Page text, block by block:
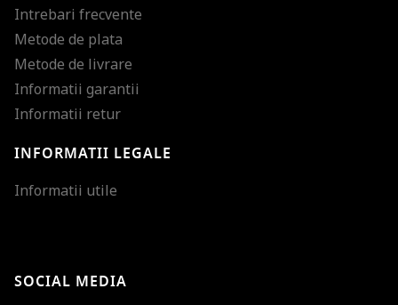
Intrebari frecvente
Metode de plata
Metode de livrare
Informatii garantii
Informatii retur
INFORMATII LEGALE
Informatii utile
SOCIAL MEDIA